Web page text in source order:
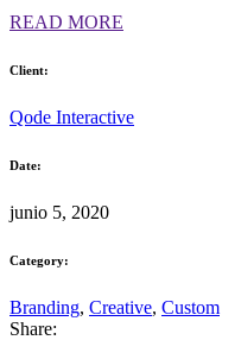
READ MORE
Client:
Qode Interactive
Date:
junio 5, 2020
Category:
Branding, Creative, Custom
Share: